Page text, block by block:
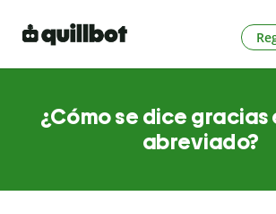
¿Cómo se dice gracias
abreviado?